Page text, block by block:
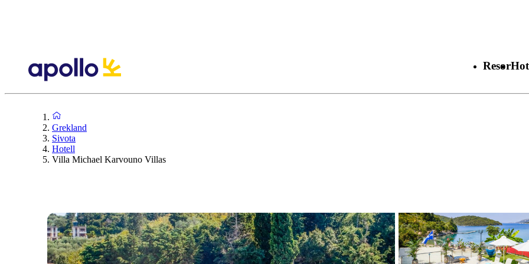
Resor
Grekland
Sivota
Hotell
Villa Michael Karvouno Villas